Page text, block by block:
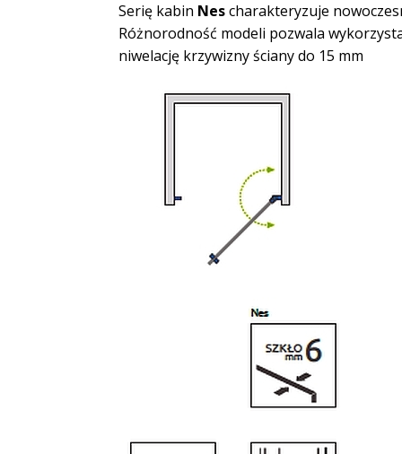
Serię kabin Nescharakteryzuje
Różnorodność modeli pozwala
niwelację krzywizny ściany do 15 mm